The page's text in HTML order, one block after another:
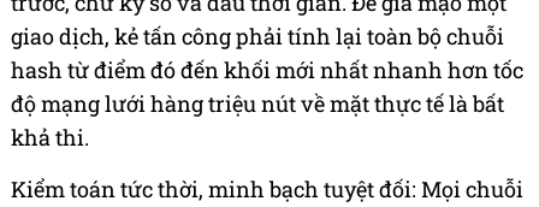
giao dịch, kẻ tấn công phải tính lại toàn bộ chuỗi
hash từ điểm đó đến khối mới nhất nhanh hơn tốc
độ mạng lưới hàng triệu nút về mặt thực tế là bất
khả thi.
Kiểm toán tức thời, minh bạch tuyệt đối: Mọi chuỗi